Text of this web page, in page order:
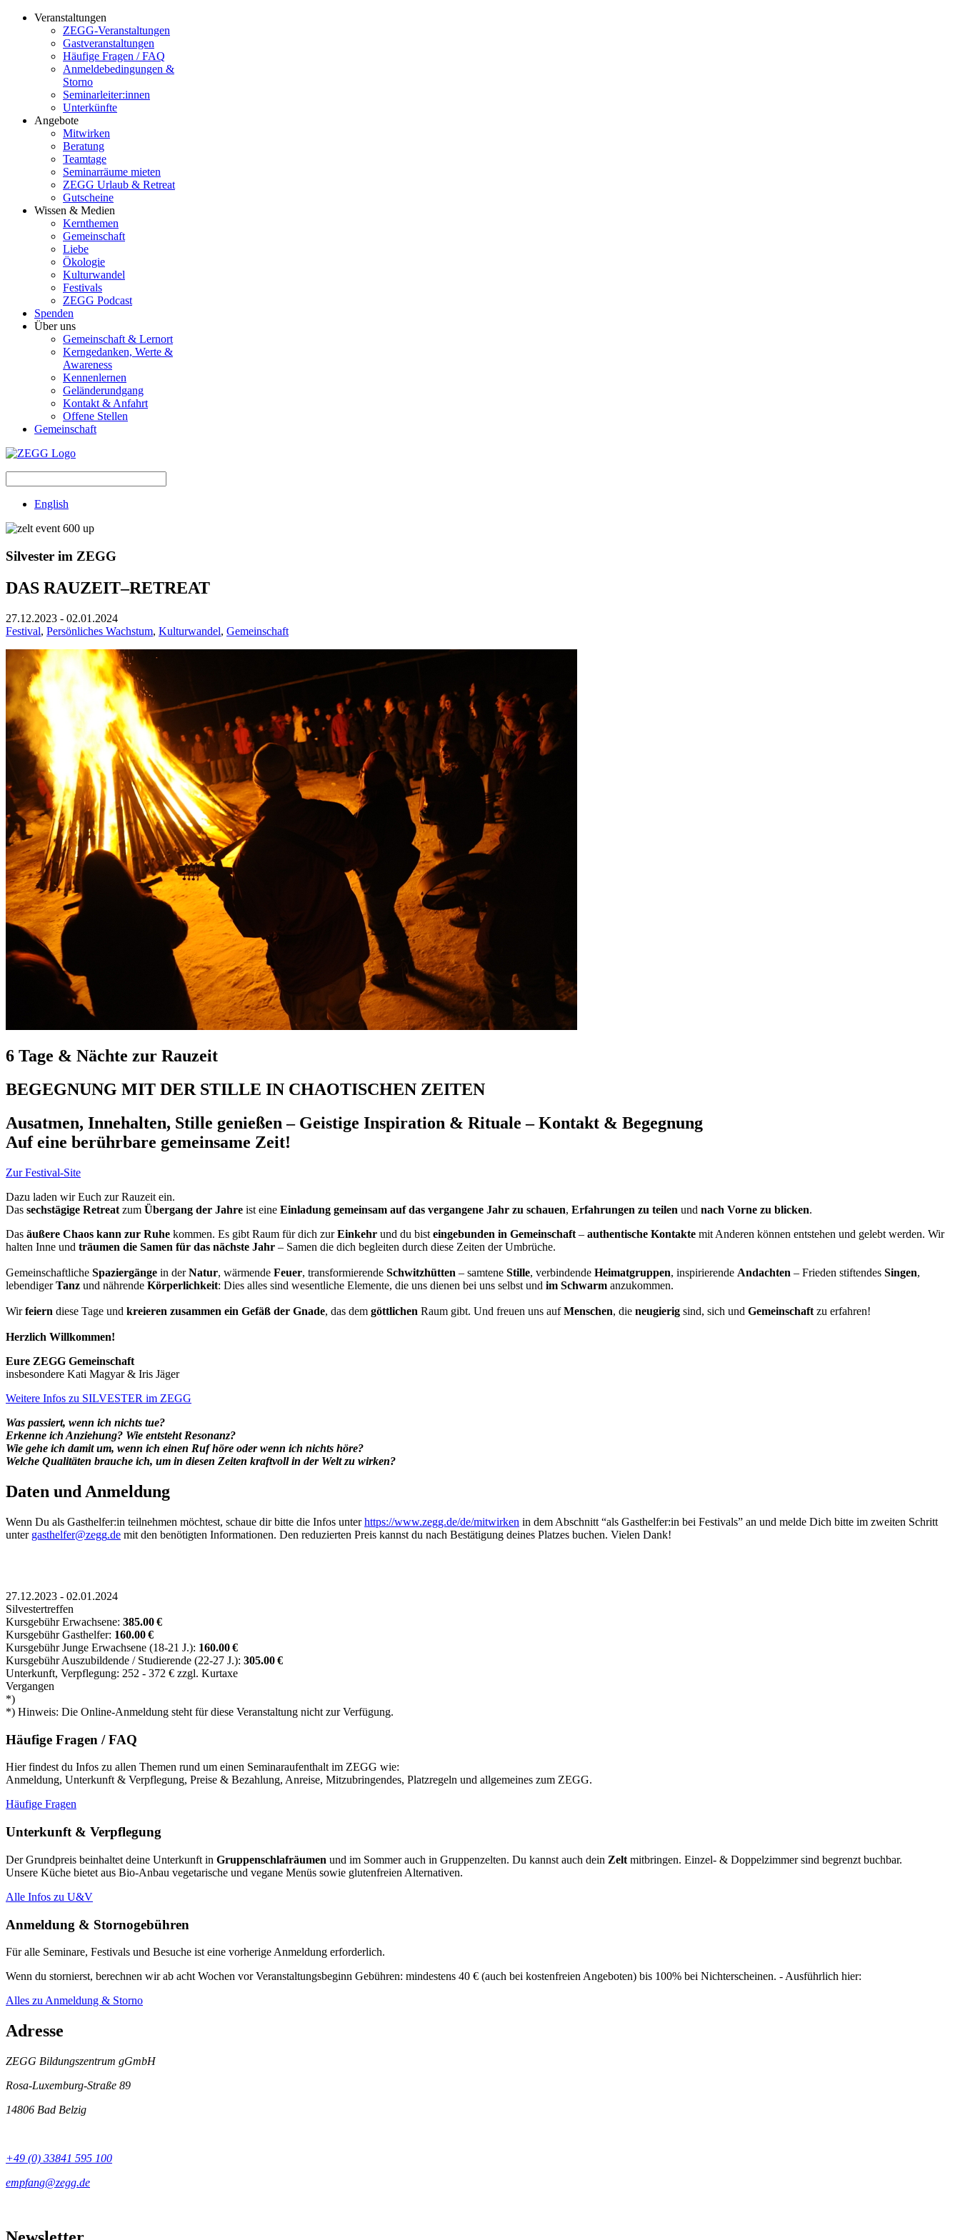
Veranstaltungen
ZEGG-Veranstaltungen
Gastveranstaltungen
Häufige Fragen / FAQ
Anmeldebedingungen &
Storno
Seminarleiter:innen
Unterkünfte
Angebote
Mitwirken
Beratung
Teamtage
Seminarräume mieten
ZEGG Urlaub & Retreat
Gutscheine
Wissen & Medien
Kernthemen
Gemeinschaft
Liebe
Ökologie
Kulturwandel
Festivals
ZEGG Podcast
Spenden
Über uns
Gemeinschaft & Lernort
Kerngedanken, Werte &
Awareness
Kennenlernen
Geländerundgang
Kontakt & Anfahrt
Offene Stellen
Gemeinschaft
English
Silvester im ZEGG
DAS RAUZEIT–RETREAT
27.12.2023 - 02.01.2024
Festival, Persönliches Wachstum, Kulturwandel, Gemeinschaft
6 Tage & Nächte zur Rauzeit
BEGEGNUNG MIT DER STILLE IN CHAOTISCHEN ZEITEN
Ausatmen, Innehalten, Stille genießen – Geistige Inspiration & Rituale – Kontakt & Begegnung
Auf eine berührbare gemeinsame Zeit!
Zur Festival-Site
Dazu laden wir Euch zur Rauzeit ein.
Das sechstägige Retreat zum Übergang der Jahre ist eine Einladung gemeinsam auf das vergangene Jahr zu schauen, Erfahrungen zu teilen und nach Vorne zu blicken.
Das äußere Chaos kann zur Ruhe kommen. Es gibt Raum für dich zurEinkehr und du bist eingebunden in Gemeinschaft – authentische Kontakte mit Anderen können entstehen und gelebt werden. Wir
halten Inne und träumen die Samen für das nächste Jahr – Samen die dich begleiten durch diese Zeiten der Umbrüche.
Gemeinschaftliche Spaziergänge in derNatur, wärmende Feuer, transformierende Schwitzhütten – samtene Stille, verbindende Heimatgruppen, inspirierende Andachten – Frieden stiftendes Singen,
lebendigerTanz und nährende Körperlichkeit: Dies alles sind wesentliche Elemente, die uns dienen bei uns selbst und im Schwarm anzukommen.
Wirfeiern diese Tage und kreieren zusammen ein Gefäß der Gnade, das dem göttlichen Raum gibt. Und freuen uns aufMenschen, die neugierig sind, sich und Gemeinschaft zu erfahren!
Herzlich Willkommen!
Eure ZEGG Gemeinschaft
insbesondere Kati Magyar & Iris Jäger
Weitere Infos zu SILVESTER im ZEGG
Was passiert, wenn ich nichts tue?
Erkenne ich Anziehung? Wie entsteht Resonanz?
Wie gehe ich damit um, wenn ich einen Ruf höre oder wenn ich nichts höre?
Welche Qualitäten brauche ich, um in diesen Zeiten kraftvoll in der Welt zu wirken?
Daten und Anmeldung
Wenn Du als Gasthelfer:in teilnehmen möchtest, schaue dir bitte die Infos unterhttps://www.zegg.de/de/mitwirken in dem Abschnitt “als Gasthelfer:in bei Festivals” an und melde Dich bitte im zweiten Schritt
unter
mit den benötigten Informationen. Den reduzierten Preis kannst du nach Bestätigung deines Platzes buchen. Vielen Dank!
27.12.2023 - 02.01.2024
Silvestertreffen
Kursgebühr Erwachsene: 385.00 €
Kursgebühr Gasthelfer: 160.00 €
Kursgebühr Junge Erwachsene (18-21 J.): 160.00 €
Kursgebühr Auszubildende / Studierende (22-27 J.): 305.00 €
Unterkunft, Verpflegung: 252 - 372 € zzgl. Kurtaxe
Vergangen
*)
*) Hinweis: Die Online-Anmeldung steht für diese Veranstaltung nicht zur Verfügung.
Häufige Fragen / FAQ
Hier findest du Infos zu allen Themen rund um einen Seminaraufenthalt im ZEGG wie:
Anmeldung, Unterkunft & Verpflegung, Preise & Bezahlung, Anreise, Mitzubringendes, Platzregeln und allgemeines zum ZEGG.
Häufige Fragen
Unterkunft & Verpflegung
Der Grundpreis beinhaltet deine Unterkunft in Grup­pen­schlaf­räumen und im Sommer auch in Gruppenzelten. Du kannst auch dein Zelt mitbringen. Einzel- & Doppelzimmer sind begrenzt buchbar.
Unsere Küche bietet aus Bio-Anbau vegetarische und vegane Menüs sowie glutenfreien Alternativen.
Alle Infos zu U&V
Anmeldung & Stornogebühren
Für alle Seminare, Festivals und Besuche ist eine vorherige Anmeldung erforderlich.
Wenn du stornierst, berechnen wir ab acht Wochen vor Veranstaltungsbeginn Gebühren: mindestens 40 € (auch bei kostenfreien Angeboten) bis 100% bei Nichterscheinen. - Ausführlich hier:
Alles zu Anmeldung & Storno
Adresse
ZEGG Bildungszentrum gGmbH
Rosa-Luxemburg-Straße 89
14806 Bad Belzig
+49 (0) 33841 595 100